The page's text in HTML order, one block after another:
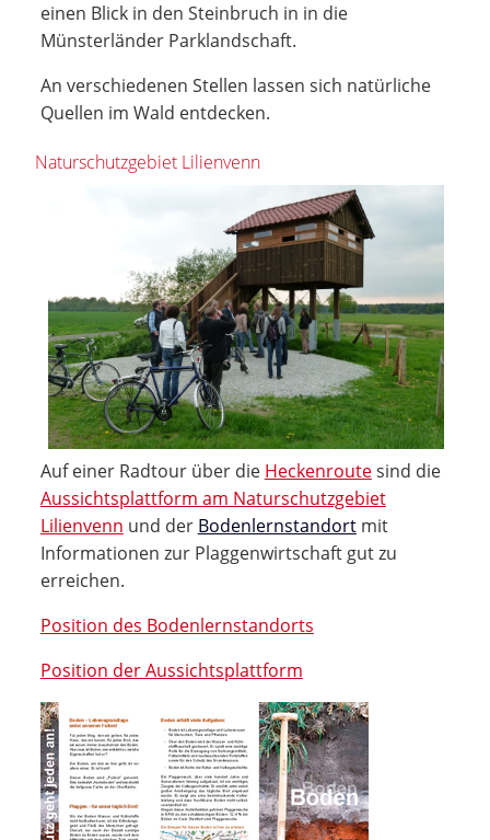
einen Blick in den Steinbruch in in die
Münsterländer Parklandschaft.
An verschiedenen Stellen lassen sich natürliche
Quellen im Wald entdecken.
Naturschutzgebiet Lilienvenn
Auf einer Radtour über die Heckenroutesind die
Aussichtsplattform am Naturschutzgebiet
Lilienvenn und der Bodenlernstandortmit
Informationen zur Plaggenwirtschaft gut zu
erreichen.
Position des Bodenlernstandorts
Position der Aussichtsplattform